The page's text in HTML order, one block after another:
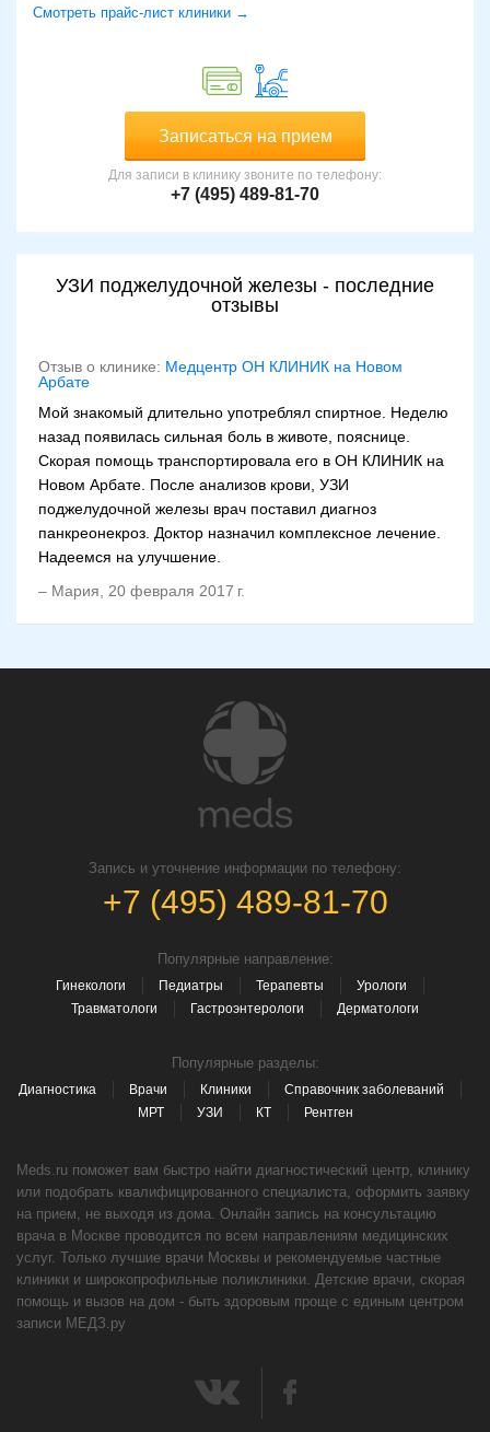
Смотреть прайс-лист клиники →
Записаться на прием
Для записи в клинику звоните по телефону:
+7 (495) 489-81-70
УЗИ поджелудочной железы - последние
отзывы
Отзыв о клинике: Медцентр ОН КЛИНИК на Новом
Арбате
Мой знакомый длительно употреблял спиртное. Неделю
назад появилась сильная боль в животе, пояснице.
Скорая помощь транспортировала его в ОН КЛИНИК на
Новом Арбате. После анализов крови, УЗИ
поджелудочной железы врач поставил диагноз
панкреонекроз. Доктор назначил комплексное лечение.
Надеемся на улучшение.
– Мария 20 февраля 2017 г.
Запись и уточнение информации по телефону:
+7 (495) 489-81-70
Популярные направление:
Гинекологи Педиатры Терапевты
Урологи
Травматологи
Гастроэнтерологи Дерматологи
Популярные разделы:
Диагностика Врачи Клиники
Справочник заболеваний
МРТ
УЗИ КТ Рентген
Meds.ru поможет вам быстро найти диагностический центр, клинику
или подобрать квалифицированного специалиста, оформить заявку
на прием, не выходя из дома. Онлайн запись на консультацию
врача в Москве проводится по всем направлениям медицинских
услуг. Только лучшие врачи Москвы и рекомендуемые частные
клиники и широкопрофильные поликлиники. Детские врачи, скорая
помощь и вызов на дом - быть здоровым проще с единым центром
записи МЕДЗ.ру